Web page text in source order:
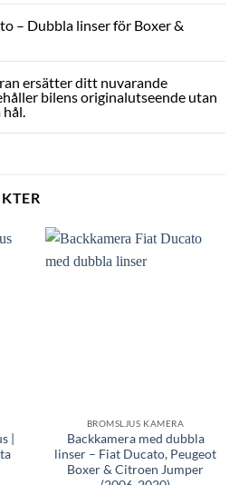
ersätter ditt nuvarande
bilens originalutseende utan
|
BROMSLJUS KAMERA
Backkamera med dubbla
linser – Fiat Ducato, Peugeot
Boxer & Citroen Jumper